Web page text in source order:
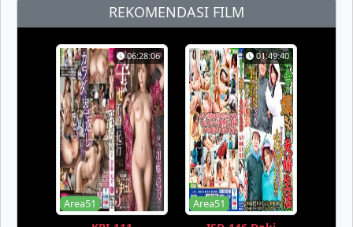
REKOMENDASI FILM
06:28:06
Area51
01:49:40
Area51